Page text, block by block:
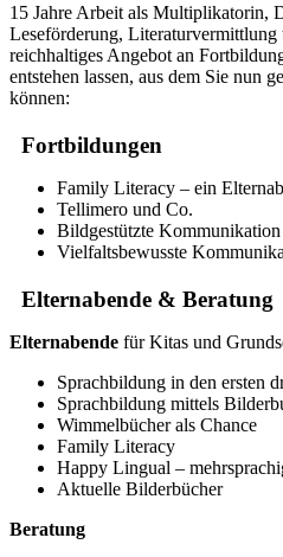
15 Jahre Arbeit als Multiplikatorin,
Leseförderung, Literaturvermittlung
reichhaltiges Angebot an
entstehen lassen, aus dem Sie nun
können:
Fortbildungen
Family Literacy – ein
Tellimero und Co.
Bildgestützte Kommunikation
Vielfaltsbewusste
Elternabende & Beratung
Elternabende für Kitas und
Sprachbildung in den ersten
Sprachbildung mittels
Wimmelbücher als Chance
Family Literacy
Happy Lingual –
Aktuelle Bilderbücher
Beratung